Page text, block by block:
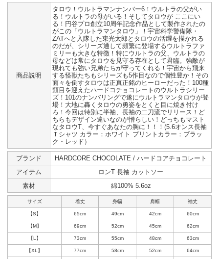
商品説明
タロウ！ウルトラマンナンバー6！ウルトラの父がい
る！ウルトラの母がいる！そしてタロウが ここにい
る！円谷プロ創立10周年記念作品として製作されたの
がこの「ウルトラマンタロウ」！宇宙科学警備隊・
ZATへと入隊した東光太郎とタロウの活躍を描かれる
のだが、シリーズ通して頻繁に登場するウルトラファ
ミリーも大きな特徴！特にウルトラの父、ウルトラの
母などは常にタロウを見守る存在として君臨。強敵が
現れても強い兄弟たちが守ってくれる！宇宙から飛来
する怪獣たちもシリーズも5作目なので個性豊か！その
面々を倒すタロウは正真正銘のヒーローだった！100種
類目を迎えたハードコチョコレートのウルトラシリー
ズ！101のナンバリングで遂にウルトラマンタロウが登
場！大地に轟くタロウの勇姿をとくと目に焼き付け
ろ！今回は特別に半袖、長袖の二刀流でリリース！ど
ちらもデザイン違いなのが憎らしい！どっちもマスト
なタロウT、今すぐあなたの胸に！！！(5.6オンス長袖
Ｔシャツ カラー：ホワイト プリントカラー：ブラッ
ク・レッド）
ブランド
HARDCORE CHOCOLATE / ハードコアチョコレート
アイテム
ロンT 長袖 カットソー
素材
綿100% 5.6oz
サイズ 着丈 身幅 肩幅 袖丈
【S】 65cm 49cm 42cm 60cm
【M】 69cm 52cm 45cm 62cm
【L】 73cm 55cm 48cm 63cm
【XL】 77cm 58cm 52cm 64cm